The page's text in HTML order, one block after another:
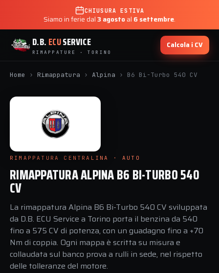
CHIUSURA ESTIVA
Siamo in ferie dal3 agostoal 6 settembre.
D.B. ECUSERVICE
RIMAPPATURE · TORINO
Calcola i CV
Home › Rimappatura › Alpina › B6 Bi-Turbo 540 CV
RIMAPPATURA CENTRALINA · AUTO
RIMAPPATURA ALPINA B6 BI-TURBO 540
CV
La rimappatura Alpina B6 Bi-Turbo 540 CV sviluppata
da D.B. ECU Service a Torino porta il benzina da 540
fino a 575 CV di potenza, con un guadagno fino a +70
Nm di coppia. Ogni mappa è scritta su misura e
collaudata sul banco prova a rulli in sede, nel rispetto
delle tolleranze del motore.